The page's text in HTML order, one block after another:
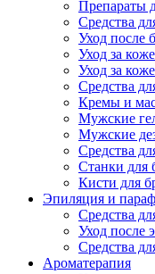
Препараты
Средства
Уход после
Уход за
Уход за
Средства
Кремы и
Мужские
Мужские
Средства
Станки для
Кисти для
Эпиляция и
Средства
Уход после
Средства
Ароматерапия